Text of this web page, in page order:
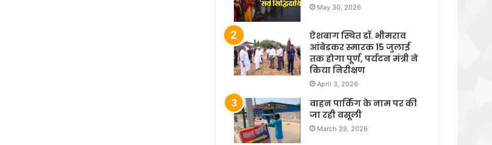
May 30, 2026
ऐशबाग स्थित डॉ. भीमराव
आंबेडकर स्मारक 15 जुलाई
तक होगा पूर्ण, पर्यटन मंत्री ने
किया निरीक्षण
April 3, 2026
वाहन पार्किंग के नाम पर की
जा रही वसूली
March 29, 2026